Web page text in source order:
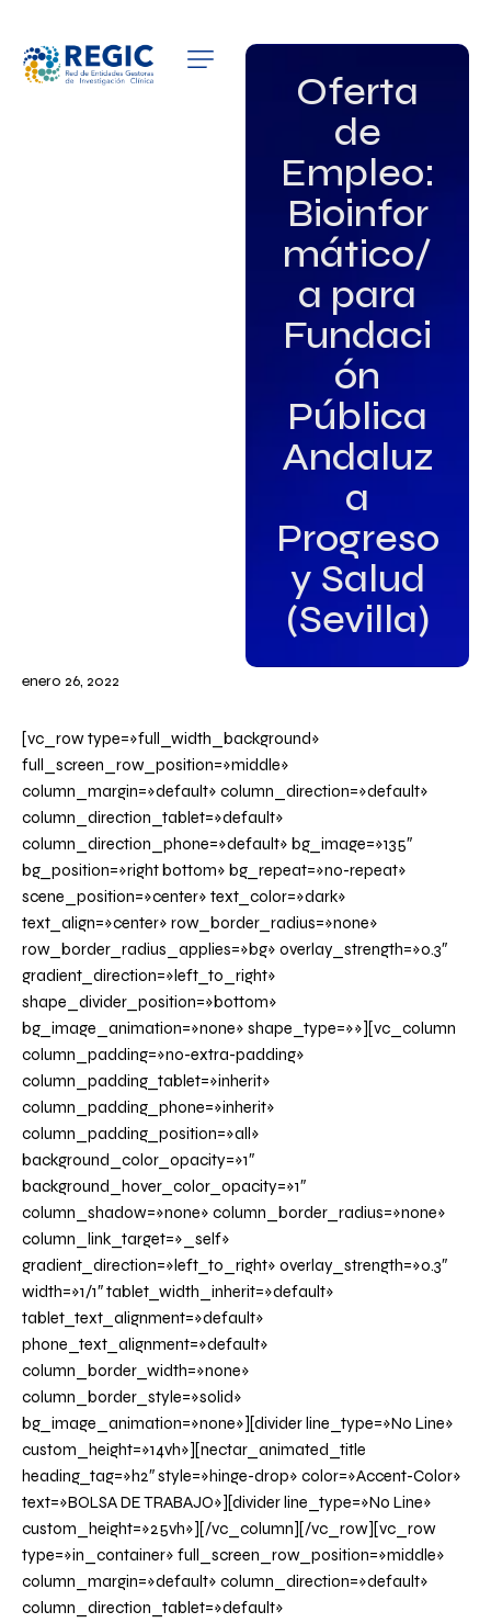
Oferta
de
Empleo:
Bioinfor
mático/
a para
Fundaci
ón
Pública
Andaluz
a
Progreso
y Salud
(Sevilla)
QUIÉNES SOMOS
PATROCINADORES
GRUPOS DE INTERÉS
enero 26, 2022
[vc_row type=»full_width_background»
full_screen_row_position=»middle»
column_margin=»default» column_direction=»default»
column_direction_tablet=»default»
column_direction_phone=»default» bg_image=»135″
bg_position=»right bottom» bg_repeat=»no-repeat»
scene_position=»center» text_color=»dark»
text_align=»center» row_border_radius=»none»
row_border_radius_applies=»bg» overlay_strength=»0.3″
gradient_direction=»left_to_right»
shape_divider_position=»bottom»
bg_image_animation=»none» shape_type=»»][vc_column
column_padding=»no-extra-padding»
column_padding_tablet=»inherit»
column_padding_phone=»inherit»
column_padding_position=»all»
background_color_opacity=»1″
background_hover_color_opacity=»1″
column_shadow=»none» column_border_radius=»none»
column_link_target=»_self»
gradient_direction=»left_to_right» overlay_strength=»0.3″
width=»1/1″ tablet_width_inherit=»default»
tablet_text_alignment=»default»
phone_text_alignment=»default»
column_border_width=»none»
column_border_style=»solid»
bg_image_animation=»none»][divider line_type=»No Line»
custom_height=»14vh»][nectar_animated_title
heading_tag=»h2″ style=»hinge-drop» color=»Accent-Color»
text=»BOLSA DE TRABAJO»][divider line_type=»No Line»
custom_height=»25vh»][/vc_column][/vc_row][vc_row
type=»in_container» full_screen_row_position=»middle»
column_margin=»default» column_direction=»default»
column_direction_tablet=»default»